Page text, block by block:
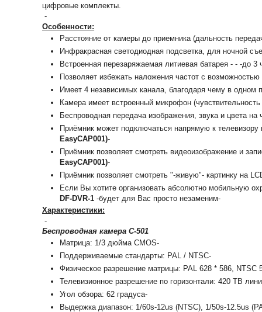
цифровые комплекты.
-
Особенности:
Расстояние от камеры до приемника (дальность
Инфракрасная светодиодная подсветка, для ночной
Встроенная перезаряжаемая литиевая батарея - - -до
Позволяет избежать наложения частот с
Имеет 4 независимых канала, благодаря чему в
Камера имеет встроенный микрофон
Беспроводная передача изображения, звука и цвета
Приёмник может подключаться напрямую к
EasyCAP001)-
Приёмник позволяет смотреть видеоизображение и
EasyCAP001)-
Приёмник позволяет смотреть "-живую"- картинку на
Если Вы хотите организовать абсолютно мобильную
DF-DVR-1 -будет для Вас просто незаменим-
Характеристики:
-
Беспроводная камера С-501
Матрица: 1/3 дюйма CMOS-
Поддерживаемые стандарты: PAL / NTSC-
Физическое разрешение матрицы: PAL 628 * 586, NTSC
Телевизионное разрешение по горизонтали: 420 ТВ
Угол обзора: 62 градуса-
Выдержка диапазон: 1/60s-12us (NTSC), 1/50s-12.5us